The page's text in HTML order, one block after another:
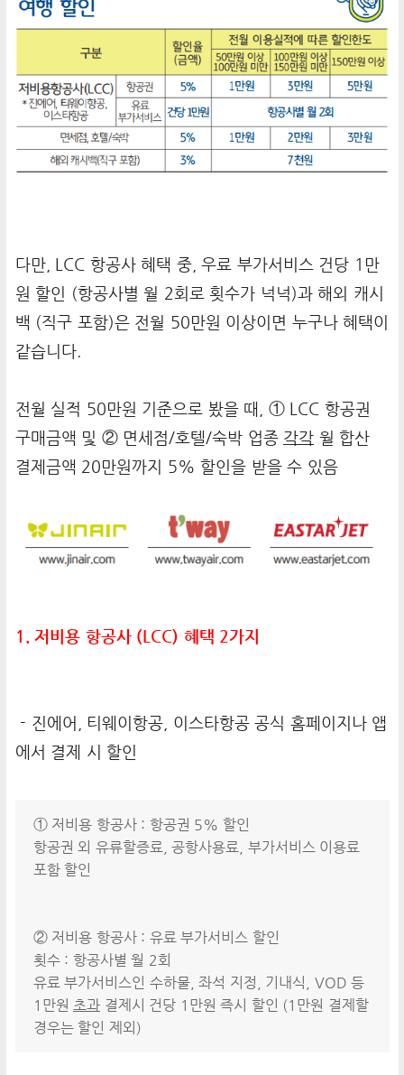
다만, LCC 항공사 혜택 중, 우료 부가서비스 건당 1만
원 할인 (항공사별 월 2회로 횟수가 넉넉)과 해외 캐시
백 (직구 포함)은 전월 50만원 이상이면 누구나 혜택이
같습니다.
전월 실적 50만원 기준으로 봤을 때, ① LCC 항공권
구매금액 및 ② 면세점/호텔/숙박 업종 각각 월 합산
결제금액 20만원까지 5% 할인을 받을 수 있음
1. 저비용 항공사 (LCC) 혜택 2가지
- 진에어, 티웨이항공, 이스타항공 공식 홈페이지나 앱
에서 결제 시 할인
① 저비용 항공사 : 항공권 5% 할인
항공권 외 유류할증료, 공항사용료, 부가서비스 이용료
포함 할인
② 저비용 항공사 : 유료 부가서비스 할인
횟수 : 항공사별 월 2회
유료 부가서비스인 수하물, 좌석 지정, 기내식, VOD 등
1만원 초과 결제시 건당 1만원 즉시 할인 (1만원 결제할
경우는 할인 제외)